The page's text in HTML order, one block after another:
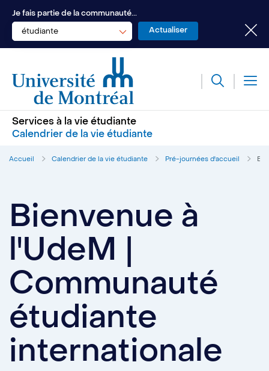
Je fais partie de la communauté...
étudiante
Services à la vie étudiante
Calendrier de la vie étudiante
Accueil Calendrier de la vie étudiante Pré-journées d'accueil
Bienvenue à
l'UdeM |
Communauté
étudiante
internationale